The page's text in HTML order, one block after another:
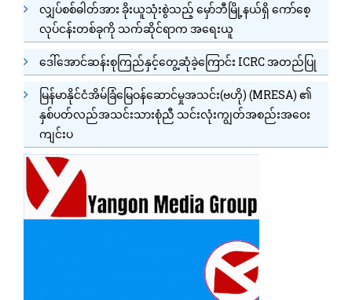
လျှပ်စစ်ဓါတ်အား ခိုးယူသုံးစွဲသည့် မှော်ဘီမြို့နယ်ရှိ ကော်စေ့
လုပ်ငန်းတစ်ခုကို သက်ဆိုင်ရာက အရေးယူ
ဒေါ်အောင်ဆန်းစုကြည်နှင့်တွေ့ဆုံခဲ့ကြောင်း ICRC အတည်ပြု
မြန်မာနိုင်ငံအိမ်ခြံမြေဝန်ဆောင်မှုအသင်း(ဗဟို) (MRESA) ၏
နှစ်ပတ်လည်အသင်းသားစုံညီ သင်းလုံးကျွတ်အစည်းအဝေး
ကျင်းပ